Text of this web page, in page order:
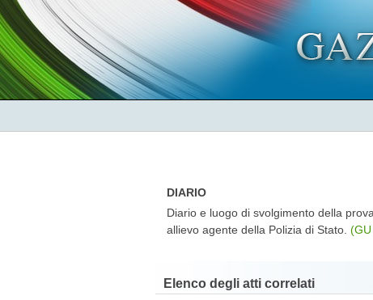
DIARIO
Diario e luogo di svolgimento della
allievo agente della Polizia di Stato.
Elenco degli atti correlati